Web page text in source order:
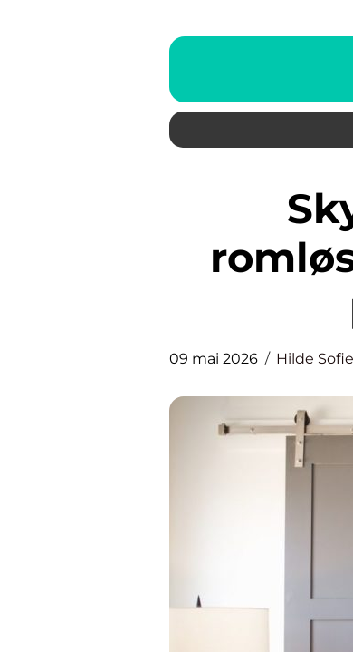
Skyvevegg fleksible
09 mai 2026 Hilde